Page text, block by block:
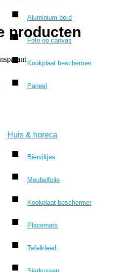
Aluminium bord
Foto op canvas
Kookplaat beschermer
Paneel
Huis & horeca
Bierviltjes
Meubelfolie
Kookplaat beschermer
Placemats
Tafelkleed
producten